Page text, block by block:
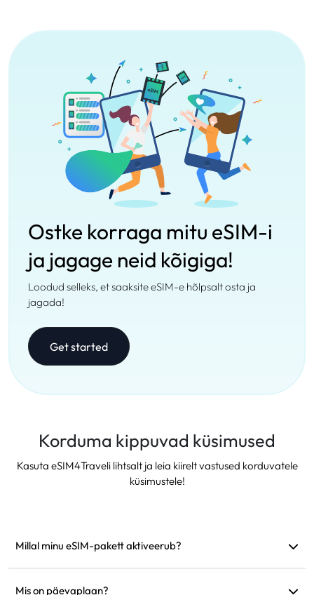
Ostke korraga mitu eSIM-i
ja jagage neid kõigiga!
Loodud selleks, et saaksite eSIM-e hõlpsalt osta ja
jagada!
Get started
Korduma kippuvad küsimused
Kasuta eSIM4Traveli lihtsalt ja leia kiirelt vastused korduvatele
küsimustele!
Millal minu eSIM-pakett aktiveerub?
Soovitame see enne reisi paigaldada.
Mis on päevaplaan?